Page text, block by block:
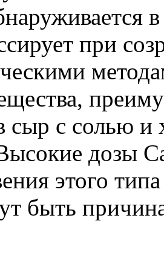
при
сыр с солью и
дозы
этого
быть